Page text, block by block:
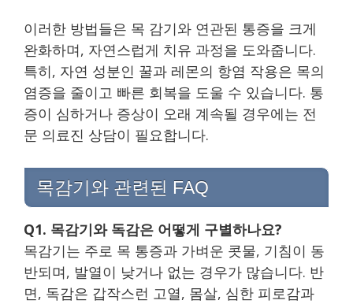
이러한 방법들은 목 감기와 연관된 통증을 크게
완화하며, 자연스럽게 치유 과정을 도와줍니다.
특히, 자연 성분인 꿀과 레몬의 항염 작용은 목의
염증을 줄이고 빠른 회복을 도울 수 있습니다. 통
증이 심하거나 증상이 오래 계속될 경우에는 전
문 의료진 상담이 필요합니다.
목감기와 관련된 FAQ
Q1. 목감기와 독감은 어떻게 구별하나요?
목감기는 주로 목 통증과 가벼운 콧물, 기침이 동
반되며, 발열이 낮거나 없는 경우가 많습니다. 반
면, 독감은 갑작스런 고열, 몸살, 심한 피로감과